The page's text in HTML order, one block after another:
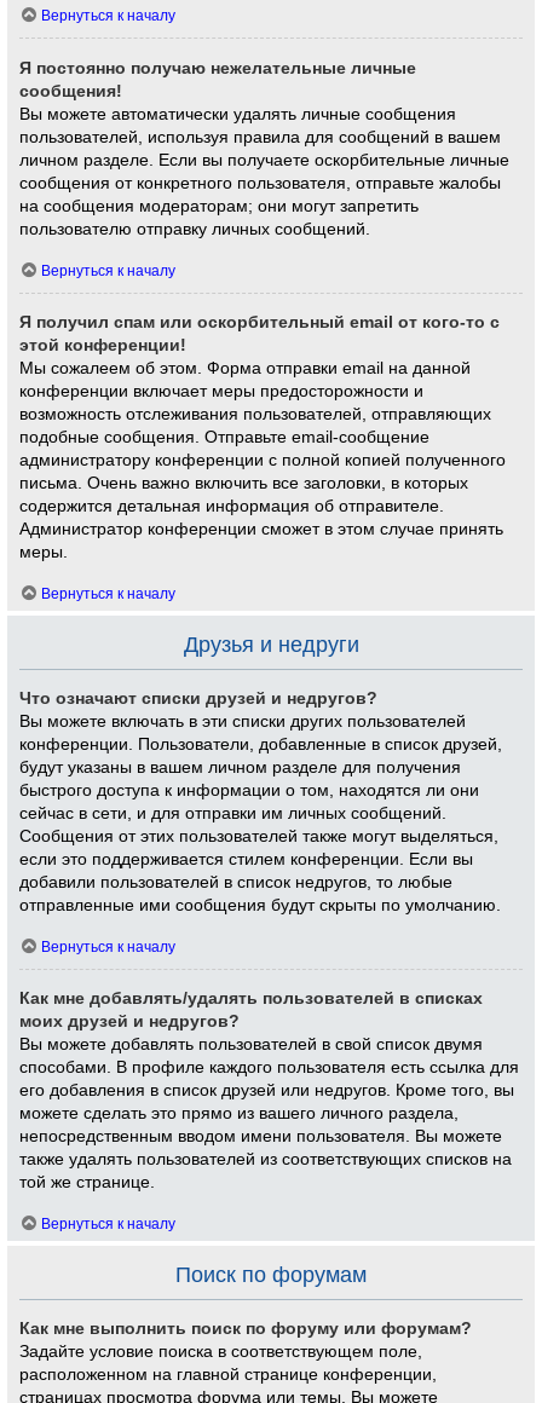
Вернуться к началу
Я постоянно получаю нежелательные личные
сообщения!
Вы можете автоматически удалять личные сообщения
пользователей, используя правила для сообщений в вашем
личном разделе. Если вы получаете оскорбительные личные
сообщения от конкретного пользователя, отправьте жалобы
на сообщения модераторам; они могут запретить
пользователю отправку личных сообщений.
Вернуться к началу
Я получил спам или оскорбительный email от кого-то с
этой конференции!
Мы сожалеем об этом. Форма отправки email на данной
конференции включает меры предосторожности и
возможность отслеживания пользователей, отправляющих
подобные сообщения. Отправьте email-сообщение
администратору конференции с полной копией полученного
письма. Очень важно включить все заголовки, в которых
содержится детальная информация об отправителе.
Администратор конференции сможет в этом случае принять
меры.
Вернуться к началу
Друзья и недруги
Что означают списки друзей и недругов?
Вы можете включать в эти списки других пользователей
конференции. Пользователи, добавленные в список друзей,
будут указаны в вашем личном разделе для получения
быстрого доступа к информации о том, находятся ли они
сейчас в сети, и для отправки им личных сообщений.
Сообщения от этих пользователей также могут выделяться,
если это поддерживается стилем конференции. Если вы
добавили пользователей в список недругов, то любые
отправленные ими сообщения будут скрыты по умолчанию.
Вернуться к началу
Как мне добавлять/удалять пользователей в списках
моих друзей и недругов?
Вы можете добавлять пользователей в свой список двумя
способами. В профиле каждого пользователя есть ссылка для
его добавления в список друзей или недругов. Кроме того, вы
можете сделать это прямо из вашего личного раздела,
непосредственным вводом имени пользователя. Вы можете
также удалять пользователей из соответствующих списков на
той же странице.
Вернуться к началу
Поиск по форумам
Как мне выполнить поиск по форуму или форумам?
Задайте условие поиска в соответствующем поле,
расположенном на главной странице конференции,
страницах просмотра форума или темы. Вы можете